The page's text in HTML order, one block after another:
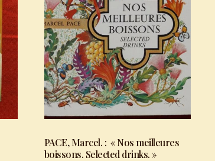
PACE, Marcel. : « Nos meilleures
boissons. Selected drinks. »